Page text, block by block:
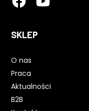
SKLEP
O nas
Praca
Aktualności
B2B